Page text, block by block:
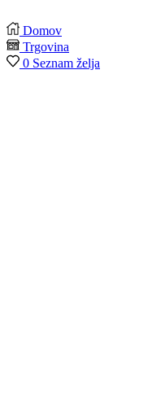
Domov
Trgovina
0 Seznam želja